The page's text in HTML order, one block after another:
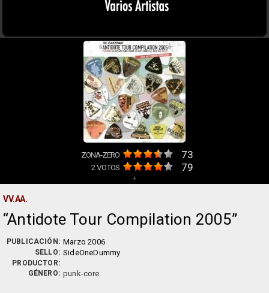
ZONA-ZERO 73
2VOTOS 79
+
VV.AA.
Antidote Tour Compilation 2005
PUBLICACIÓN: Marzo 2006
SELLO: SideOneDummy
PRODUCTOR:
GÉNERO: punk-core